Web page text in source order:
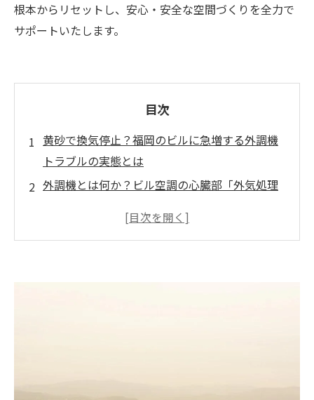
根本からリセットし、安心・安全な空間づくりを全力で
サポートいたします。
目次
黄砂で換気停止？福岡のビルに急増する外調機
トラブルの実態とは
外調機とは何か？ビル空調の心臓部「外気処理
見えない内部で進行する危機！外調機にカビが